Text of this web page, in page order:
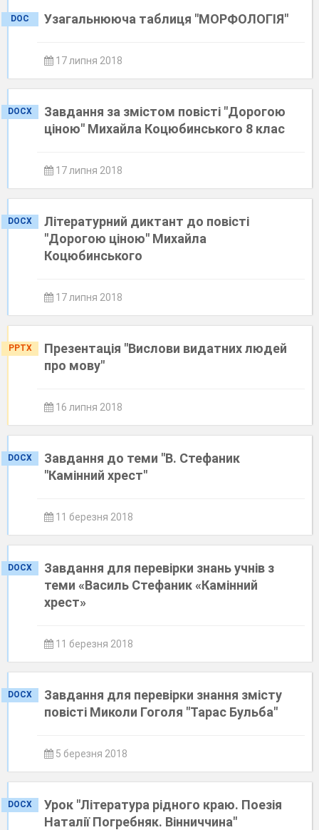
DOC Узагальнююча таблиця "МОРФОЛОГІЯ"
17 липня 2018
DOCX
Завдання за змістом повісті "Дорогою
ціною" Михайла Коцюбинського 8 клас
17 липня 2018
DOCX
Літературний диктант до повісті
"Дорогою ціною" Михайла
Коцюбинського
17 липня 2018
PPTX
Презентація "Вислови видатних людей
про мову"
16 липня 2018
DOCX
Завдання до теми "В. Стефаник
"Камінний хрест"
11 березня 2018
DOCX
Завдання для перевірки знань учнів з
теми «Василь Стефаник «Камінний
хрест»
11 березня 2018
DOCX
Завдання для перевірки знання змісту
повісті Миколи Гоголя "Тарас Бульба"
5 березня 2018
DOCX
Урок "Література рідного краю. Поезія
Наталії Погребняк. Вінниччина"